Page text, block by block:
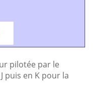
pilotée par le
puis en K pour la